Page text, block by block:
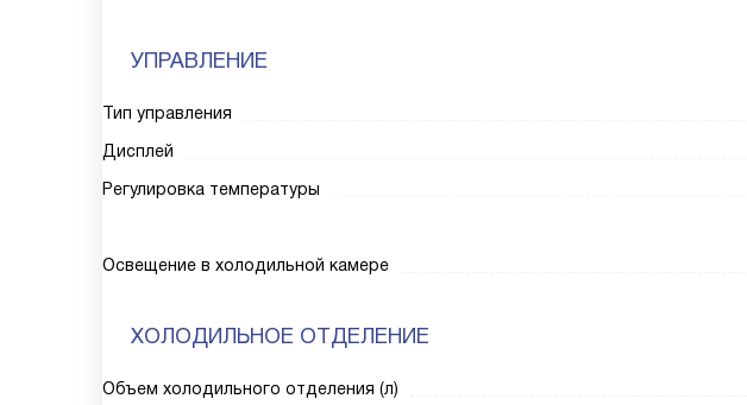
УПРАВЛЕНИЕ
Тип управления
Дисплей
Регулировка температуры
Освещение в холодильной камере
ХОЛОДИЛЬНОЕ ОТДЕЛЕНИЕ
Объем холодильного отделения (л)